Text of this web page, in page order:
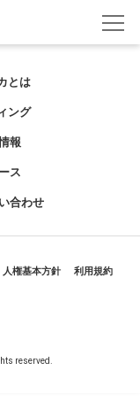
とは
ング
報
ス
合わせ
人権基本方針 利用規約
reserved.